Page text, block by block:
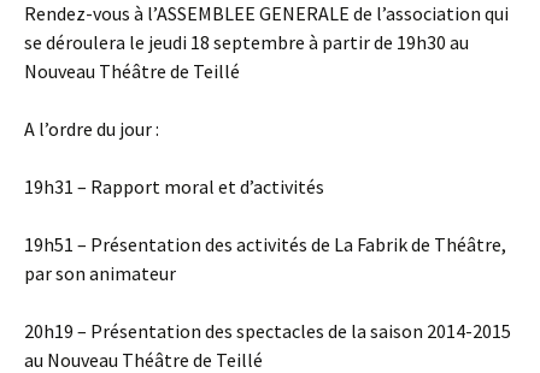
Rendez-vous à l’ASSEMBLEE GENERALE de l’association qui
se déroulera le jeudi 18 septembre à partir de 19h30 au
Nouveau Théâtre de Teillé
A l’ordre du jour :
19h31 – Rapport moral et d’activités
19h51 – Présentation des activités de La Fabrik de Théâtre,
par son animateur
20h19 – Présentation des spectacles de la saison 2014-2015
au Nouveau Théâtre de Teillé